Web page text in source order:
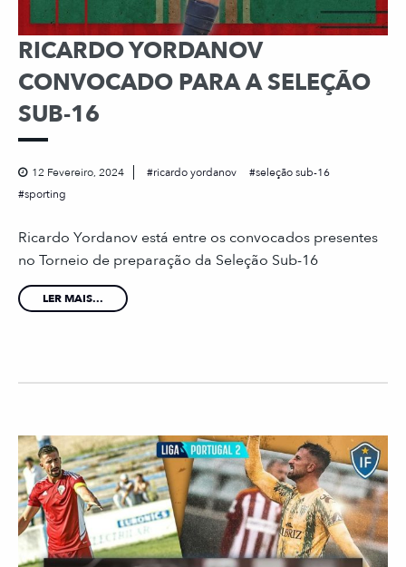
RICARDO YORDANOV
CONVOCADO PARA A SELEÇÃO
SUB-16
12 Fevereiro, 2024 ricardo yordanov
seleção sub-16
sporting
Ricardo Yordanov está entre os convocados presentes
no Torneio de preparação da Seleção Sub-16
LER MAIS...